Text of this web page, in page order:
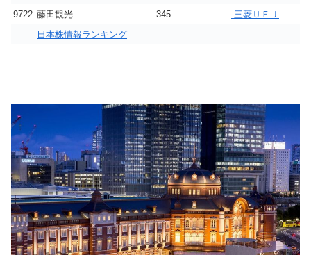
9722 藤田観光 345
三菱ＵＦＪ
日本株情報ランキング